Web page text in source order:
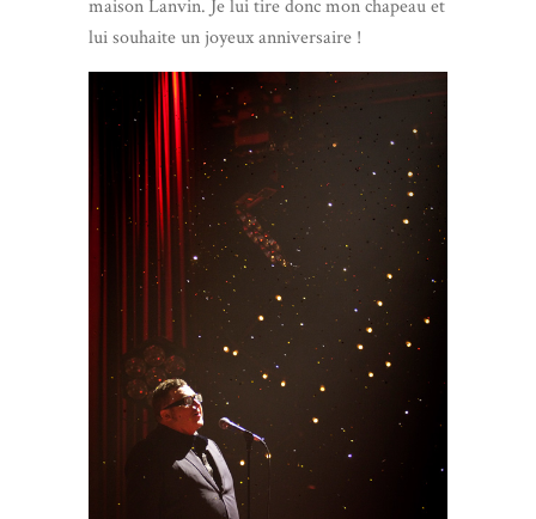
maison Lanvin. Je lui tire donc mon chapeau et
lui souhaite un joyeux anniversaire !